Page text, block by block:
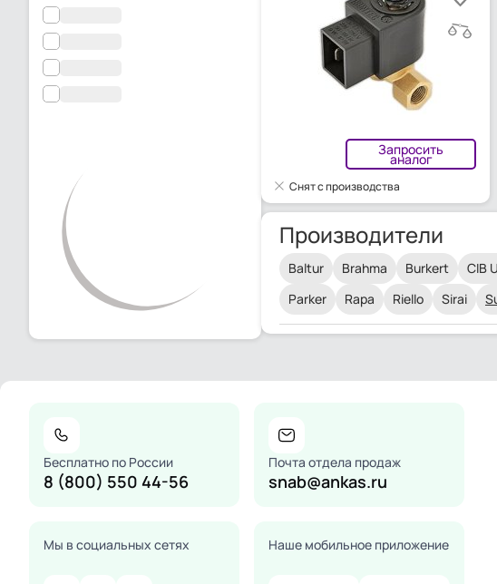
Запросить
аналог
Снят с производства
Производители
Baltur Brahma Burkert CIB
Parker
Rapa Riello Sirai
Бесплатно по России
8 (800) 550 44-56
Почта отдела продаж
snab@ankas.ru
Мы в социальных сетях Наше мобильное приложение